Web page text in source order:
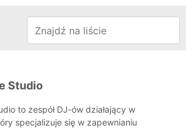
Studio
to zespół DJ-ów działający w
specjalizuje się w zapewnianiu